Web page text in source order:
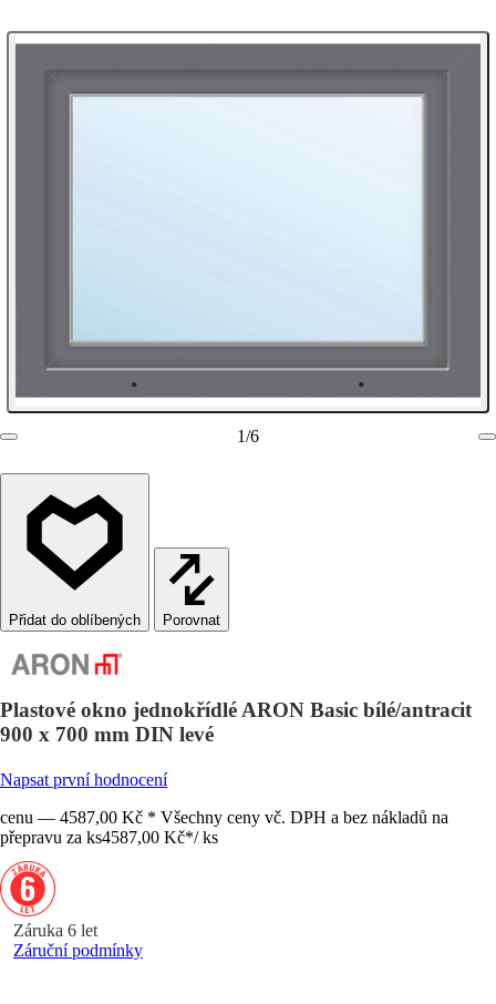
1/6
Porovnat
Plastové okno jednokřídlé ARON Basic bílé/antracit
900 x 700 mm DIN levé
Napsat první hodnocení
cenu — 4587,00 Kč * Všechny ceny vč. DPH a bez nákladů na
přepravu za ks4587,00 Kč*/ ks
Záruka 6 let
Záruční podmínky